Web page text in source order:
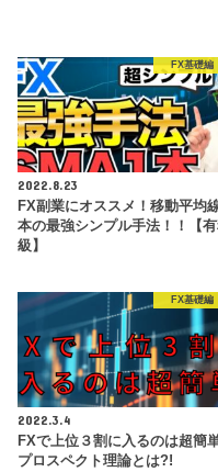
FX基礎編
2022.8.23
FX副業にオススメ！移動平均
本の最強シンプル手法！！【
級】
FX基礎編
2022.3.4
FXで上位３割に入るのは超簡
プロスペクト理論とは?!